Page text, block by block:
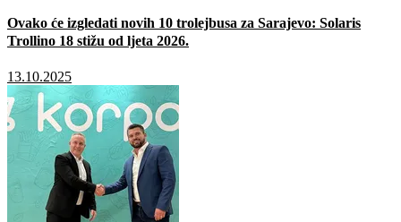
Ovako će izgledati novih 10 trolejbusa za Sarajevo: Solaris
Trollino 18 stižu od ljeta 2026.
13.10.2025